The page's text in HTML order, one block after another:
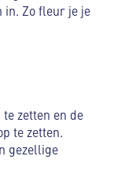
in. Zo fleur je je
zetten en de
te zetten.
gezellige